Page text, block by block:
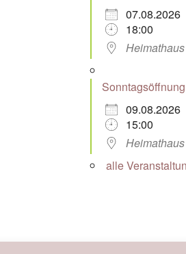
07.08.2026
18:00
Sonntagsöffnung
09.08.2026
15:00
alle